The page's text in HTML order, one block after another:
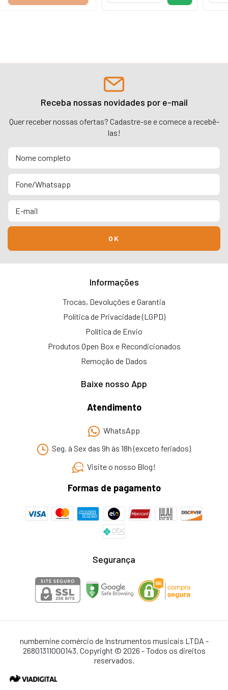
Receba nossas novidades por e-mail
Quer receber nossas ofertas? Cadastre-se e comece a recebê-
las!
Informações
Trocas, Devoluções e Garantia
Política de Privacidade (LGPD)
Política de Envio
Produtos Open Box e Recondicionados
Remoção de Dados
Baixe nosso App
Atendimento
WhatsApp
Seg. à Sex das 9h às 18h (exceto feriados)
Visite o nosso Blog!
Formas de pagamento
Segurança
numbernine comércio de Instrumentos musicais LTDA -
26801311000143. Copyright © 2026 - Todos os direitos
reservados.